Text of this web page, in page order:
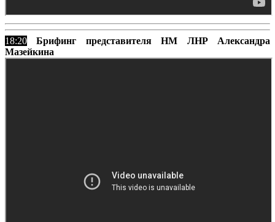
18:20
Брифинг представителя НМ ЛНР Александра
Мазейкина